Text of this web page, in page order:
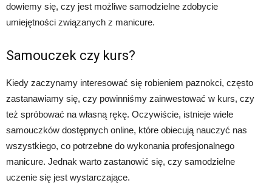
dowiemy się, czy jest możliwe samodzielne zdobycie
umiejętności związanych z manicure.
Samouczek czy kurs?
Kiedy zaczynamy interesować się robieniem paznokci, często
zastanawiamy się, czy powinniśmy zainwestować w kurs, czy
też spróbować na własną rękę. Oczywiście, istnieje wiele
samouczków dostępnych online, które obiecują nauczyć nas
wszystkiego, co potrzebne do wykonania profesjonalnego
manicure. Jednak warto zastanowić się, czy samodzielne
uczenie się jest wystarczające.